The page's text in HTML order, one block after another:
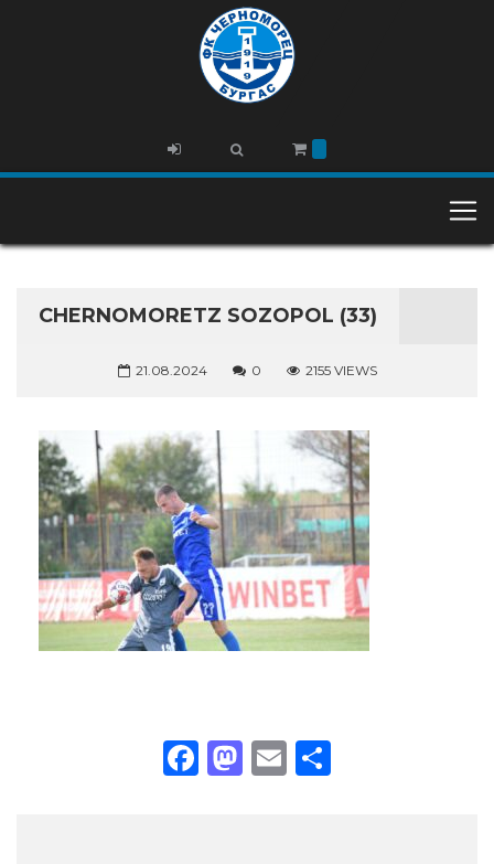
CHERNOMORETZ SOZOPOL (33)
21.08.2024 0 2155 VIEWS
Facebook
Mastodon
Email